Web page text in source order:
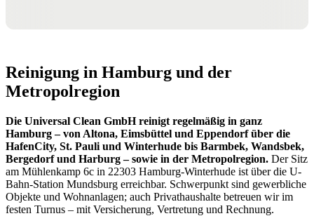
Reinigung in Hamburg und der
Metropolregion
Die Universal Clean GmbH reinigt regelmäßig in ganz
Hamburg – von Altona, Eimsbüttel und Eppendorf über die
HafenCity, St. Pauli und Winterhude bis Barmbek, Wandsbek,
Bergedorf und Harburg – sowie in der Metropolregion. Der Sitz
am Mühlenkamp 6c in 22303 Hamburg-Winterhude ist über die U-
Bahn-Station Mundsburg erreichbar. Schwerpunkt sind gewerbliche
Objekte und Wohnanlagen; auch Privathaushalte betreuen wir im
festen Turnus – mit Versicherung, Vertretung und Rechnung.